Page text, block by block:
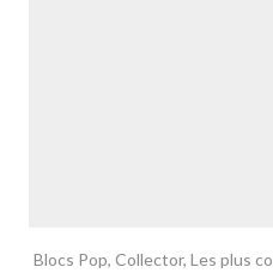
Blocs Pop, Collector, Les plus